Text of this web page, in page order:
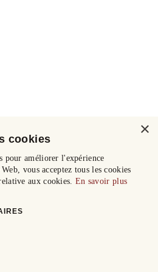
×
cookies
pour améliorer l'expérience
vous acceptez tous les cookies
aux cookies. En savoir plus